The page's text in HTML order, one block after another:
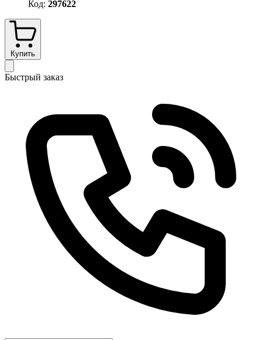
Код: 297622
Купить
Быстрый заказ